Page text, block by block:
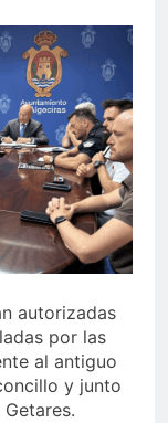
autorizadas
por las
al antiguo
y junto